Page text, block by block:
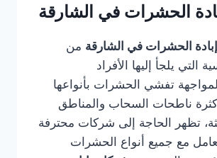
الحشرات في الشارقة
الحشرات في الشارقة من
التي يلجأ إليها الأفراد
تفشي الحشرات بأنواعها
ناطحات السحاب والمناطق
تظهر الحاجة إلى شركات محترفة
مع جميع أنواع الحشرات